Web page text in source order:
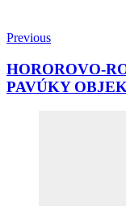
Previous
HOROROVO-
PAVÚKY